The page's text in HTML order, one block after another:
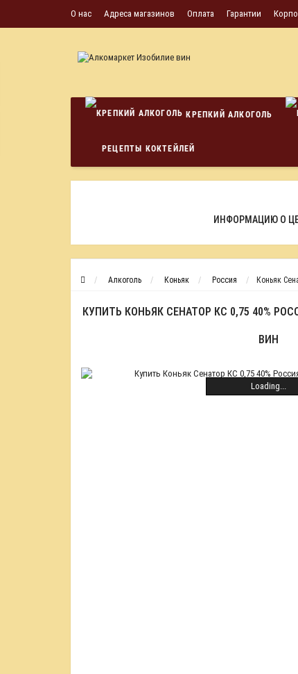
О нас Адреса магазинов Оплата Гарантии
КРЕПКИЙ АЛКОГОЛЬ
РЕЦЕПТЫ КОКТЕЙЛЕЙ
ИНФОРМАЦИЮ О
Алкоголь Коньяк Россия Коньяк
КУПИТЬ КОНЬЯК СЕНАТОР КС 0,75 40%
ВИН
Loading...